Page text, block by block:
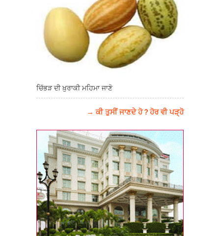
ਚਿੱਭੜ ਦੀ ਖ਼ੁਰਾਕੀ ਮਹਿਮਾ ਜਾਣੋ
→ ਕੀ ਤੁਸੀਂ ਜਾਣਦੇ ਹੋ ? ਹੋਰ ਵੀ ਪੜ੍ਹੋ